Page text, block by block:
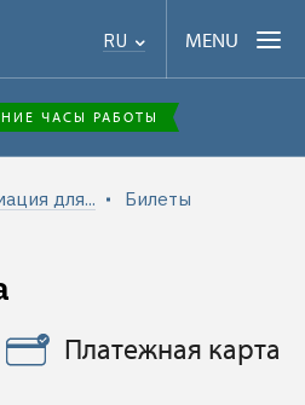
RU MENU
ЧАСЫ РАБОТЫ
для... Билеты
Платежная карта